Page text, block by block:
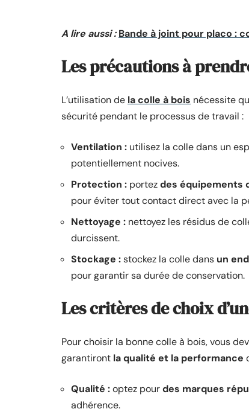
A lire aussi : Bande à joint pour placo :
Les précautions à
L’utilisation de la colle à bois nécessite
sécurité pendant le processus de travail :
Ventilation : utilisez la colle dans un
potentiellement nocives.
Protection : portezdes équipements
pour éviter tout contact direct avec la
Nettoyage : nettoyez les résidus de
durcissent.
Stockage :stockez la colle dans un
pour garantir sa durée de conservation.
Les critères de choix
Pour choisir la bonne colle à bois, vous
garantiront la qualité et la performance
Qualité :optez pourdes marques
adhérence.